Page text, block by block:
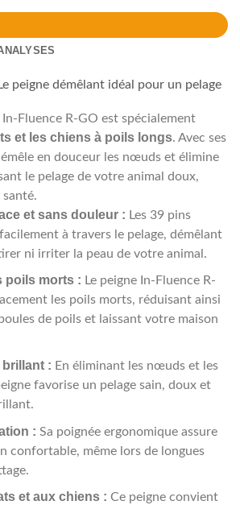
peigne démêlant idéal pour un pelage
In-Fluence R-GO est spécialement
et les chiens à poils longs. Avec ses
en douceur les nœuds et élimine
le pelage de votre animal doux,
et sans douleur : Les 39 pins
à travers le pelage, démêlant
ni irriter la peau de votre animal.
poils morts : Le peigne In-Fluence R-
les poils morts, réduisant ainsi
de poils et laissant votre maison
brillant : En éliminant les nœuds et les
favorise un pelage sain, doux et
: Sa poignée ergonomique assure
confortable, même lors de longues
et aux chiens : Ce peigne convient